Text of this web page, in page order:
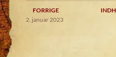
FORRIGE
2. januar 2023